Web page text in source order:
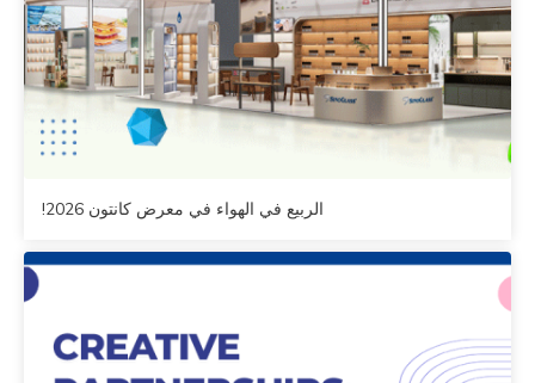
الربيع في الهواء في معرض كانتون 2026!